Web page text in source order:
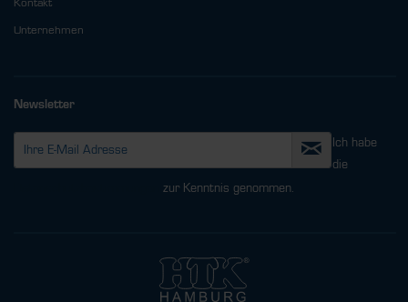
Kontakt
Unternehmen
Newsletter
Ich habe
die
zur Kenntnis genommen.